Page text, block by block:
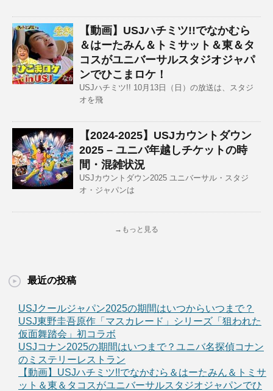
【動画】USJハチミツ!!でなかむら
＆はーたみん＆トミサット＆東＆タ
コスがユニバーサルスタジオジャパ
ンでひこまロケ！
USJハチミツ!! 10月13日（日）の放送は、スタジ
オを飛
【2024-2025】USJカウントダウン
2025 – ユニバ年越しチケットの時
間・混雑状況
USJカウントダウン2025 ユニバーサル・スタジ
オ・ジャパンは
→もっと見る
最近の投稿
USJクールジャパン2025の期間はいつからいつまで？
USJ東野圭吾原作「マスカレード」シリーズ「狙われた
仮面舞踏会」初コラボ
USJコナン2025の期間はいつまで？ユニバ名探偵コナン
のミステリーレストラン
【動画】USJハチミツ!!でなかむら＆はーたみん＆トミサ
ット＆東＆タコスがユニバーサルスタジオジャパンでひ